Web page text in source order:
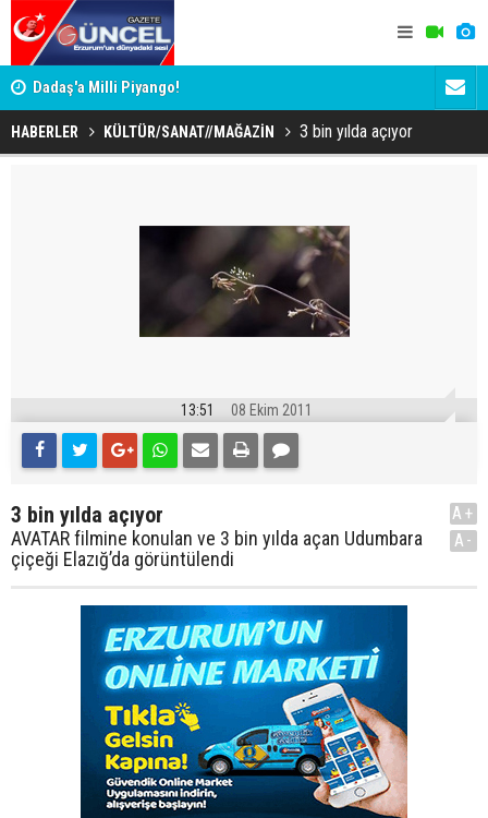
Dadaş'a Milli Piyango! Dadaş'a
HABERLER KÜLTÜR/SANAT//MAĞAZİN 3 bin yılda açıyor
13:51 08 Ekim 2011
3 bin yılda açıyor
AVATAR filmine konulan ve 3 bin yılda açan Udumbara
çiçeği Elazığ’da görüntülendi
A+
A-